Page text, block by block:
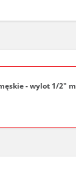
- wylot 1/2"